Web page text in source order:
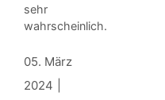
sehr
wahrscheinlich.
05. März
2024